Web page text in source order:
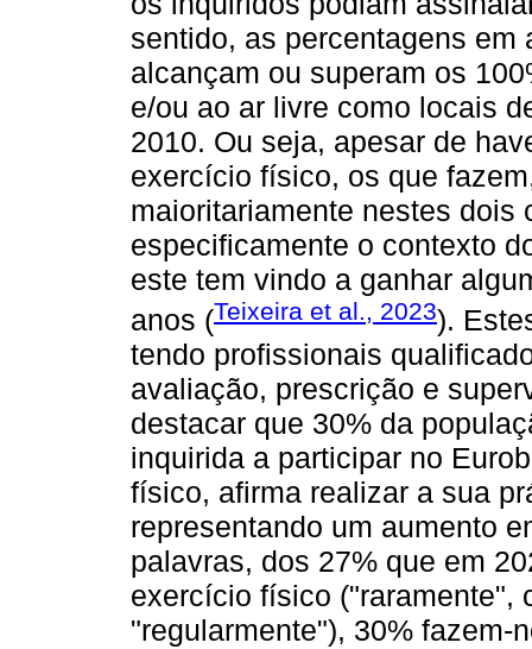
sentido, as percentagens
alcançam ou superam os
e/ou ao ar livre como locais
2010. Ou seja, apesar de
exercício físico, os que
maioritariamente nestes dois
especificamente o contexto
este tem vindo a ganhar
anos (Teixeira et al., 2023).
tendo profissionais
avaliação, prescrição e
destacar que 30% da
inquirida a participar no
físico, afirma realizar a sua
representando um aumento
palavras, dos 27% que em
exercício físico ("raramente",
"regularmente"), 30% fazem-